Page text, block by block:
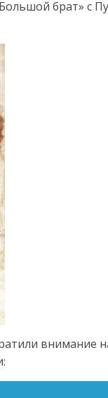
брат» с
внимание